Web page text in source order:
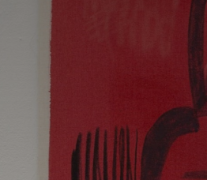
_gat_UA-
_fbp